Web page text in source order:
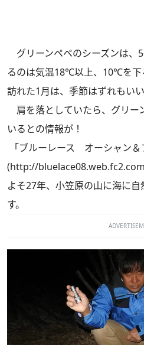
グリーンペペのシーズンは、
るのは気温18℃以上、10℃を下
訪れた1月は、季節はずれもいい
肩を落としていたら、グリー
いるとの情報が！
「ブルーレース オーシャン＆
(http://
よそ27年、小笠原の山に海に
す。